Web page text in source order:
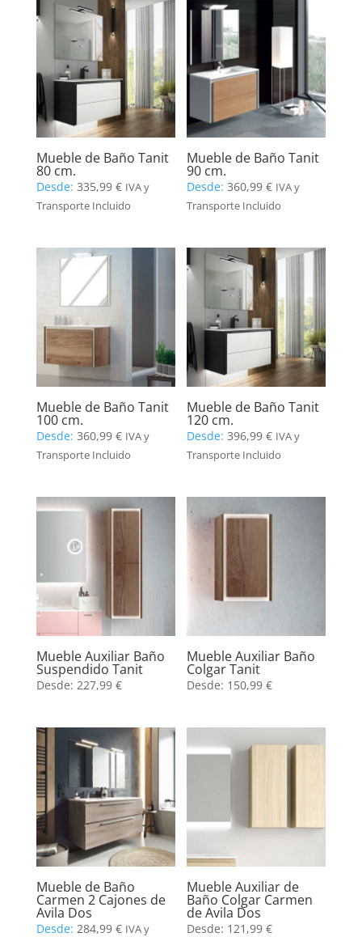
Mueble de Baño Tanit
80 cm.
Desde: 335,99 € IVA y
Transporte Incluido
Mueble de Baño Tanit
90 cm.
Desde:360,99€ IVA y
Transporte Incluido
Mueble de Baño Tanit
100 cm.
Desde: 360,99 € IVA y
Transporte Incluido
Mueble de Baño Tanit
120 cm.
Desde:396,99€ IVA y
Transporte Incluido
Mueble Auxiliar Baño
Suspendido Tanit
Desde: 227,99 €
Mueble Auxiliar Baño
Colgar Tanit
Desde: 150,99€
Mueble de Baño
Carmen 2 Cajones de
Avila Dos
Desde: 284,99 € IVA y
Mueble Auxiliar de
Baño Colgar Carmen
de Avila Dos
Desde: 121,99€